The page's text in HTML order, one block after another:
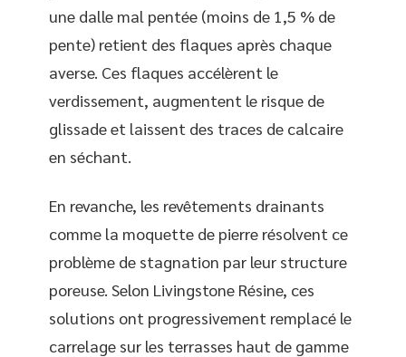
une dalle mal pentée (moins de 1,5 % de
pente) retient des flaques après chaque
averse. Ces flaques accélèrent le
verdissement, augmentent le risque de
glissade et laissent des traces de calcaire
en séchant.
En revanche, les revêtements drainants
comme la moquette de pierre résolvent ce
problème de stagnation par leur structure
poreuse. Selon Livingstone Résine, ces
solutions ont progressivement remplacé le
carrelage sur les terrasses haut de gamme